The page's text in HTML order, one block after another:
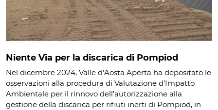
Niente Via per la discarica di Pompiod
Nel dicembre 2024, Valle d’Aosta Aperta ha depositato le
osservazioni alla procedura di Valutazione d’Impatto
Ambientale per il rinnovo dell’autorizzazione alla
gestione della discarica per rifiuti inerti di Pompiod, in